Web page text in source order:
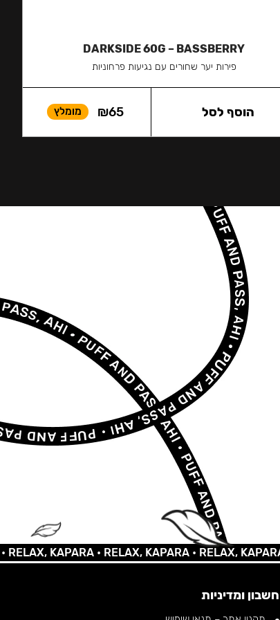
DARKSIDE 60G – BASSBERRY
פירות יער שחורים עם נגיעות פרחוניות
₪65 מומלץ הוסף לסל
KAPARA •RELAX, KAPARA •RELAX, KAPARA •
חשבון ומדיניות